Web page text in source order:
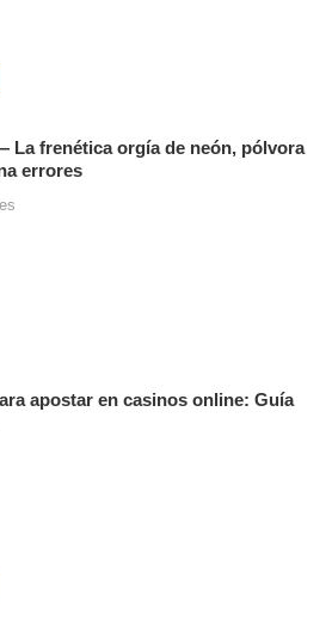
La frenética orgía de neón, pólvora
errores
apostar en casinos online: Guía